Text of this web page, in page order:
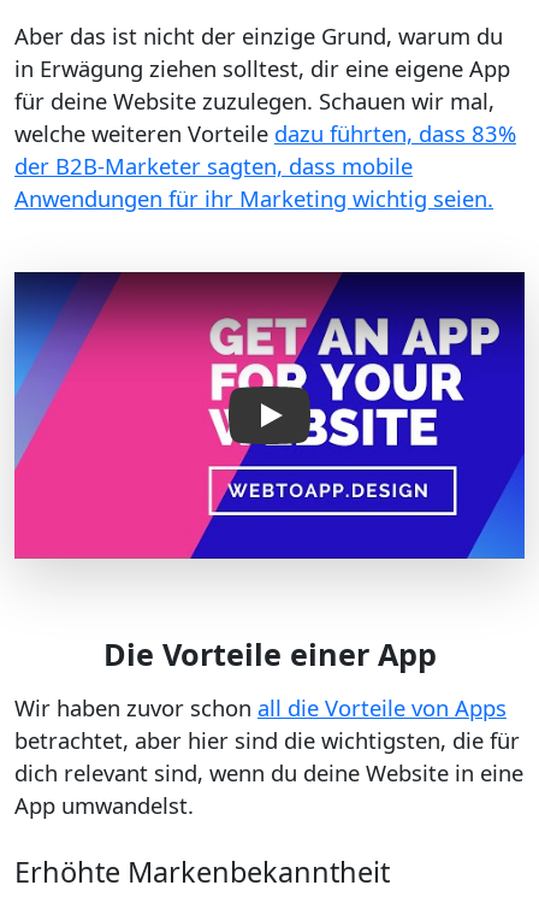
Aber das ist nicht der einzige Grund, warum du
in Erwägung ziehen solltest, dir eine eigene App
für deine Website zuzulegen. Schauen wir mal,
welche weiteren Vorteile dazu führten, dass 83%
der B2B-Marketer sagten, dass mobile
Anwendungen für ihr Marketing wichtig seien.
Video abspielen
Die Vorteile einer App
Wir haben zuvor schon all die Vorteile von Apps
betrachtet, aber hier sind die wichtigsten, die für
dich relevant sind, wenn du deine Website in eine
App umwandelst.
Erhöhte Markenbekanntheit